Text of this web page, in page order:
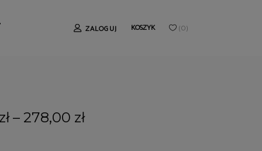
ZALOGUJ KOSZYK (0)
zł– 278,00 zł